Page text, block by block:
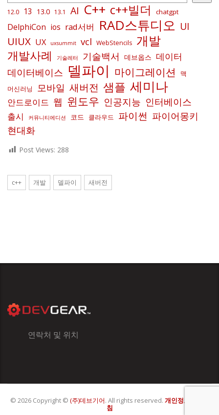
12.0 13 13.0 13.1 AI C++ c++빌더 chatgpt
DelphiCon ios rad서버 RAD스튜디오 UI
UIUX UX uxsummit vcl WebStencils 개발
개발사례 기술레터 기술백서 데브옵스 데이터
데이터베이스 델파이 마이그레이션
맥
머신러닝
모바일 새버전 샘플 세미나
안드로이드 웹 윈도우 인공지능 인터베이스
출시 커뮤니티에디션 코드 클라우드 파이썬 파이어몽키
현대화
Post Views: 288
c++ 개발 델파이 새버전
연락처 및 위치
© 2026 Copyright © (주)데브기어. All rights reserved. 개인정보처리방
침